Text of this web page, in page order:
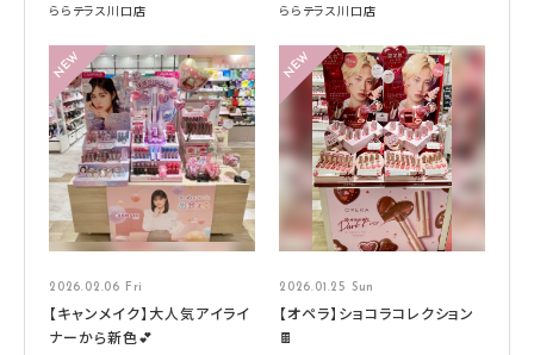
ららテラス川口店 ららテラス川口店
2026.02.06 Fri
【キャンメイク】大人気アイライ
ナーから新色💕
2026.01.25 Sun
【オペラ】ショコラコレクション
🍫